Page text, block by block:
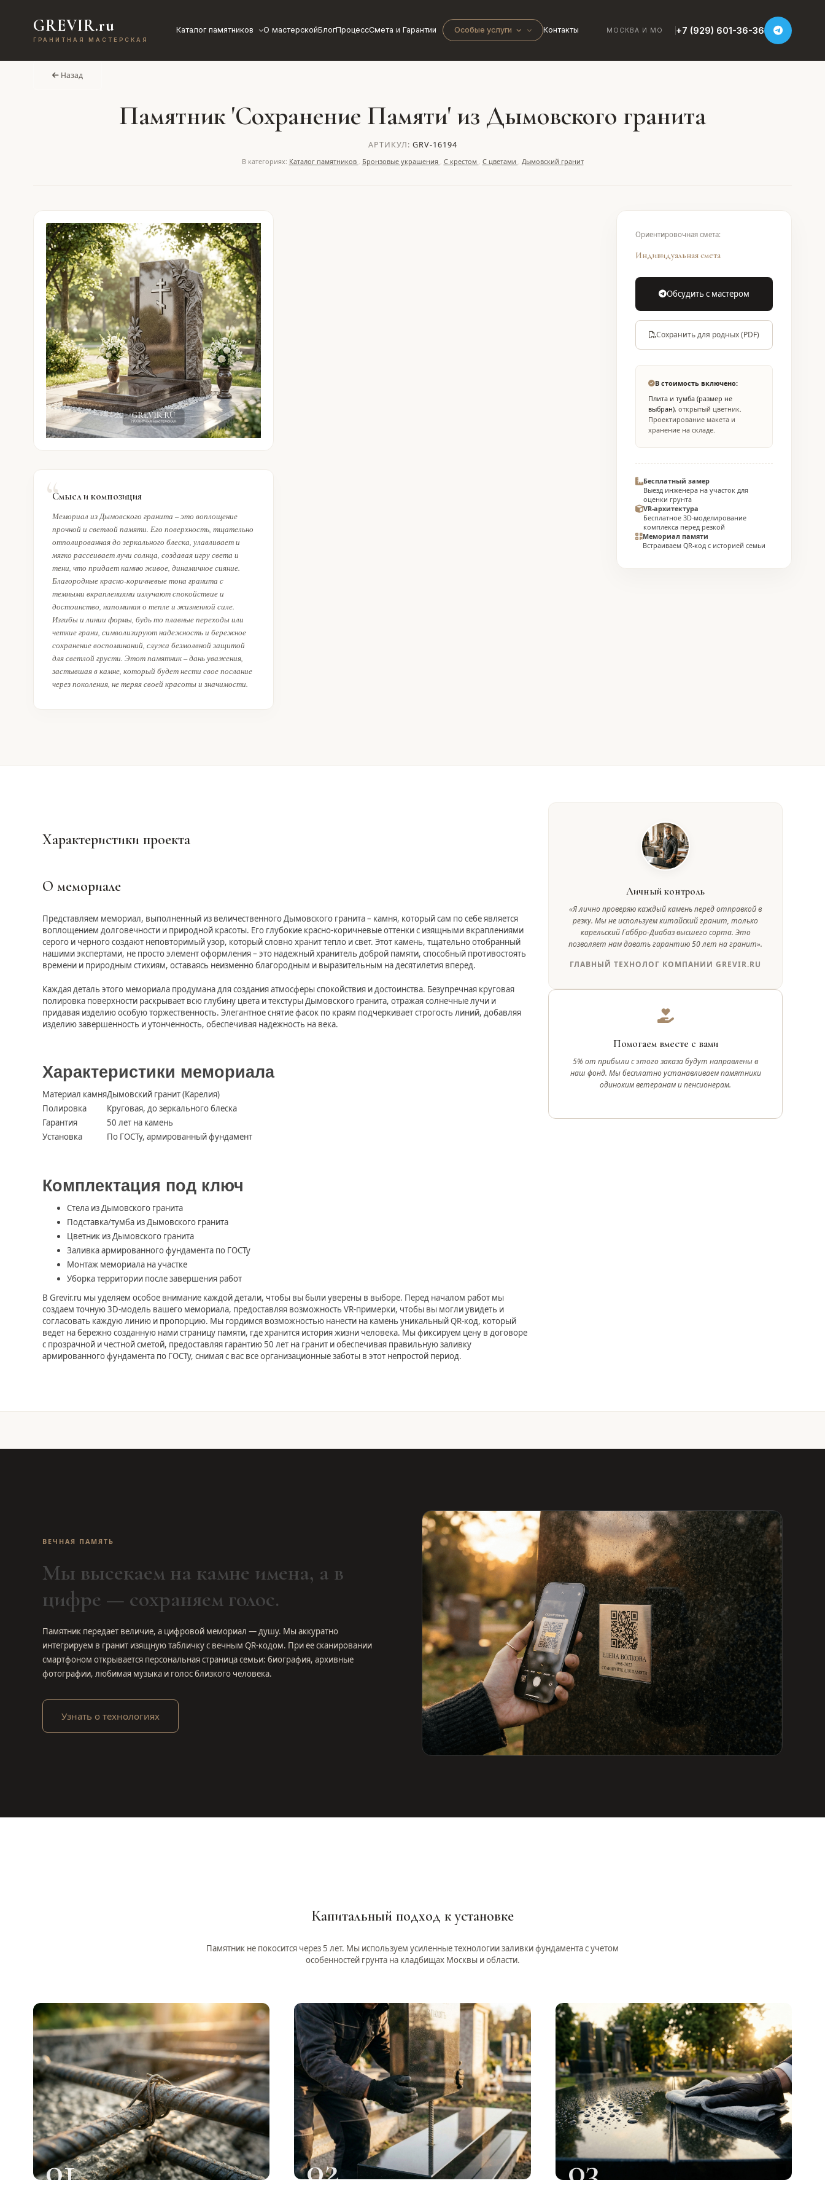
GREVIR.ru
ГРАНИТНАЯ МАСТЕРСКАЯ
Каталог памятников О мастерскойБлогПроцессСмета и Гарантии Особые услуги Контакты МОСКВА И МО +7 (929) 601-36-36
Назад
Памятник 'Сохранение Памяти' из Дымовского гранита
АРТИКУЛ: GRV-16194
В категориях: Каталог памятников , Бронзовые украшения , С крестом , С цветами , Дымовский гранит
Смысл и композиция
Мемориал из Дымовского гранита – это воплощение
прочной и светлой памяти. Его поверхность, тщательно
отполированная до зеркального блеска, улавливает и
мягко рассеивает лучи солнца, создавая игру света и
тени, что придает камню живое, динамичное сияние.
Благородные красно-коричневые тона гранита с
темными вкраплениями излучают спокойствие и
достоинство, напоминая о тепле и жизненной силе.
Изгибы и линии формы, будь то плавные переходы или
четкие грани, символизируют надежность и бережное
сохранение воспоминаний, служа безмолвной защитой
для светлой грусти. Этот памятник – дань уважения,
застывшая в камне, который будет нести свое послание
через поколения, не теряя своей красоты и значимости.
Ориентировочная смета:
Индивидуальная смета
Обсудить с мастером
Сохранить для родных (PDF)
В стоимость включено:
Плита и тумба (размер не
выбран), открытый цветник.
Проектирование макета и
хранение на складе.
Бесплатный замер
Выезд инженера на участок для
оценки грунта
VR-архитектура
Бесплатное 3D-моделирование
комплекса перед резкой
Мемориал памяти
Встраиваем QR-код с историей семьи
Характеристики проекта
О мемориале
Представляем мемориал, выполненный из величественного Дымовского гранита – камня, который сам по себе является
воплощением долговечности и природной красоты. Его глубокие красно-коричневые оттенки с изящными вкраплениями
серого и черного создают неповторимый узор, который словно хранит тепло и свет. Этот камень, тщательно отобранный
нашими экспертами, не просто элемент оформления – это надежный хранитель доброй памяти, способный противостоять
времени и природным стихиям, оставаясь неизменно благородным и выразительным на десятилетия вперед.
Каждая деталь этого мемориала продумана для создания атмосферы спокойствия и достоинства. Безупречная круговая
полировка поверхности раскрывает всю глубину цвета и текстуры Дымовского гранита, отражая солнечные лучи и
придавая изделию особую торжественность. Элегантное снятие фасок по краям подчеркивает строгость линий, добавляя
изделию завершенность и утонченность, обеспечивая надежность на века.
Характеристики мемориала
Материал камняДымовский гранит (Карелия)
Полировка
Круговая, до зеркального блеска
Гарантия
50 лет на камень
Установка
По ГОСТу, армированный фундамент
Комплектация под ключ
Стела из Дымовского гранита
Подставка/тумба из Дымовского гранита
Цветник из Дымовского гранита
Заливка армированного фундамента по ГОСТу
Монтаж мемориала на участке
Уборка территории после завершения работ
В Grevir.ru мы уделяем особое внимание каждой детали, чтобы вы были уверены в выборе. Перед началом работ мы
создаем точную 3D-модель вашего мемориала, предоставляя возможность VR-примерки, чтобы вы могли увидеть и
согласовать каждую линию и пропорцию. Мы гордимся возможностью нанести на камень уникальный QR-код, который
ведет на бережно созданную нами страницу памяти, где хранится история жизни человека. Мы фиксируем цену в договоре
с прозрачной и честной сметой, предоставляя гарантию 50 лет на гранит и обеспечивая правильную заливку
армированного фундамента по ГОСТу, снимая с вас все организационные заботы в этот непростой период.
Личный контроль
«Я лично проверяю каждый камень перед отправкой в
резку. Мы не используем китайский гранит, только
карельский Габбро-Диабаз высшего сорта. Это
позволяет нам давать гарантию 50 лет на гранит».
ГЛАВНЫЙ ТЕХНОЛОГ КОМПАНИИ GREVIR.RU
Помогаем вместе с вами
5% от прибыли с этого заказа будут направлены в
наш фонд. Мы бесплатно устанавливаем памятники
одиноким ветеранам и пенсионерам.
ВЕЧНАЯ ПАМЯТЬ
Мы высекаем на камне имена, а в
цифре — сохраняем голос.
Памятник передает величие, а цифровой мемориал — душу. Мы аккуратно
интегрируем в гранит изящную табличку с вечным QR-кодом. При ее сканировании
смартфоном открывается персональная страница семьи: биография, архивные
фотографии, любимая музыка и голос близкого человека.
Узнать о технологиях
Капитальный подход к установке
Памятник не покосится через 5 лет. Мы используем усиленные технологии заливки фундамента с учетом
особенностей грунта на кладбищах Москвы и области.
01 02 03